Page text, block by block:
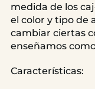
medida de los
el color y tipo de
cambiar ciertas
enseñamos
Características: